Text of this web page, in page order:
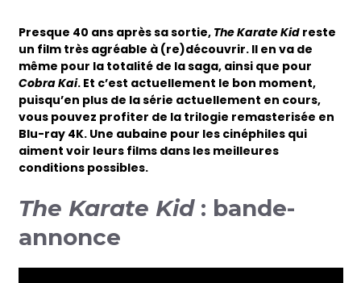
Presque 40 ans après sa sortie, The Karate Kid reste
un film très agréable à (re)découvrir. Il en va de
même pour la totalité de la saga, ainsi que pour
Cobra Kai. Et c’est actuellement le bon moment,
puisqu’en plus de la série actuellement en cours,
vous pouvez profiter de la trilogie remasterisée en
Blu-ray 4K. Une aubaine pour les cinéphiles qui
aiment voir leurs films dans les meilleures
conditions possibles.
The Karate Kid: bande-
annonce